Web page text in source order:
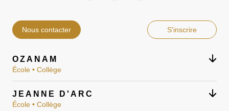
Nous contacter S'inscrire
OZANAM
École • Collège
JEANNE D'ARC
École • Collège